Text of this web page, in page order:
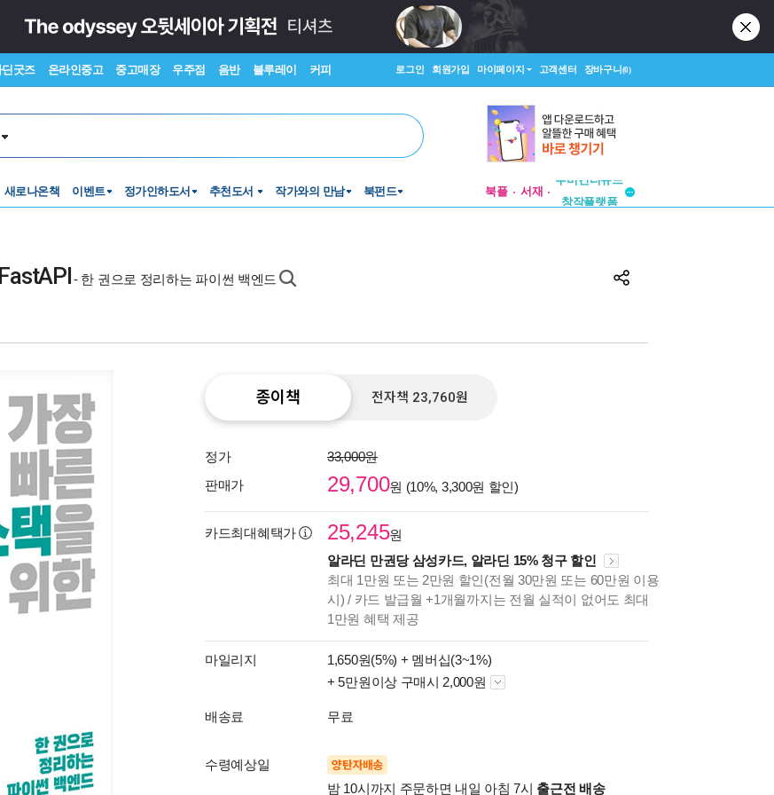
굿즈 온라인중고 중고매장 우주점 음반 블루레이 커피 로그인 회원가입 마이페이지 고객센터 장바구니(0)
새로나온책 이벤트 정가인하도서 추천도서 작가와의 만남 북펀드 북플 서재
- 한 권으로 정리하는 파이썬 백엔드
종이책 전자책 23,760원
정가
33,000원
판매가
29,700원 (10%, 3,300원 할인)
카드최대혜택가 25,245원
알라딘 만권당 삼성카드, 알라딘 15% 청구 할인
최대 1만원 또는 2만원 할인(전월 30만원 또는 60만원 이용
시) / 카드 발급월 +1개월까지는 전월 실적이 없어도 최대
1만원 혜택 제공
마일리지 1,650원(5%) + 멤버십(3~1%)
+ 5만원이상 구매시 2,000원
배송료 무료
수령예상일 양탄자배송
밤 10시까지 주문하면 내일 아침 7시 출근전 배송